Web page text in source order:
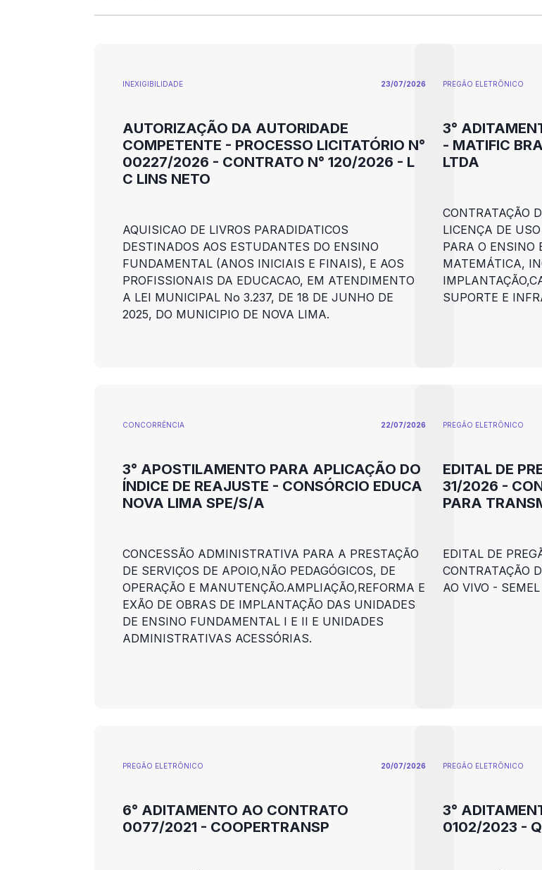
INEXIGIBILIDADE 23/07/2026
AUTORIZAÇÃO DA AUTORIDADE
COMPETENTE - PROCESSO LICITATÓRIO N°
00227/2026 - CONTRATO N° 120/2026 - L
C LINS NETO
AQUISICAO DE LIVROS PARADIDATICOS
DESTINADOS AOS ESTUDANTES DO ENSINO
FUNDAMENTAL (ANOS INICIAIS E FINAIS), E AOS
PROFISSIONAIS DA EDUCACAO, EM ATENDIMENTO
A LEI MUNICIPAL No 3.237, DE 18 DE JUNHO DE
2025, DO MUNICIPIO DE NOVA LIMA.
PREGÃO ELETRÕNICO
3°
- MATIFIC
LTDA
CONTRATAÇÃO
LICENÇA DE
PARA O ENSINO
MATEMÁTICA,
SUPORTE E
CONCORRÊNCIA 22/07/2026
3° APOSTILAMENTO PARA APLICAÇÃO DO
ÍNDICE DE REAJUSTE - CONSÓRCIO EDUCA
NOVA LIMA SPE/S/A
CONCESSÃO ADMINISTRATIVA PARA A PRESTAÇÃO
DE SERVIÇOS DE APOIO,NÃO PEDAGÓGICOS, DE
OPERAÇÃO E MANUTENÇÃO.AMPLIAÇÃO,REFORMA E
EXÃO DE OBRAS DE IMPLANTAÇÃO DAS UNIDADES
DE ENSINO FUNDAMENTAL I E II E UNIDADES
ADMINISTRATIVAS ACESSÓRIAS.
PREGÃO ELETRÕNICO
EDITAL DE
31/2026 -
PARA
EDITAL DE
CONTRATAÇÃO
AO VIVO - SEMEL
PREGÃO ELETRÕNICO 20/07/2026
6° ADITAMENTO AO CONTRATO
0077/2021 - COOPERTRANSP
PREGÃO ELETRÕNICO
3°
0102/2023 -